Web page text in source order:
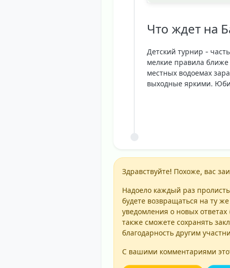
Что ждет на
Детский турнир -
мелкие правила ближе
местных водоемах
выходные яркими.
Здравствуйте! Похоже, вас
Надоело каждый раз
будете возвращаться на ту
уведомления о новых
также сможете сохранять
благодарность другим
С вашими комментариями